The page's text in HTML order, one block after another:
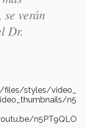
verán
Dr.
files/styles/video_
n5
n5PT9QLO